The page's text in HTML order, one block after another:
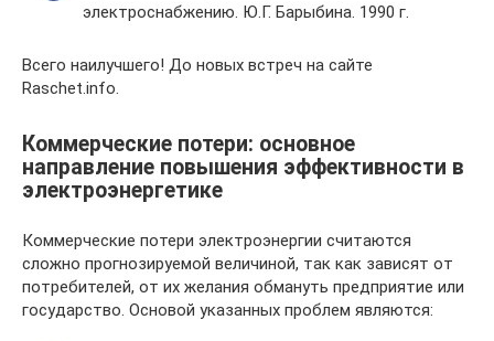
электроснабжению. Ю.Г. Барыбина. 1990 г.
Всего наилучшего! До новых встреч на сайте
Raschet.info.
Коммерческие потери: основное
направление повышения эффективности в
электроэнергетике
Коммерческие потери электроэнергии считаются
сложно прогнозируемой величиной, так как зависят от
потребителей, от их желания обмануть предприятие или
государство. Основой указанных проблем являются: